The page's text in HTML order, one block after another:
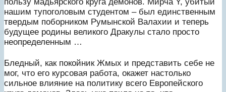
нашим тупоголовым студентом – был единственным
твердым поборником Румынской Валахии и теперь
будущее родины великого Дракулы стало просто
неопределенным …
Бледный, как покойник Жмых и представить себе не
мог, что его курсовая работа, окажет настолько
сильное влияние на политику всего Европейского